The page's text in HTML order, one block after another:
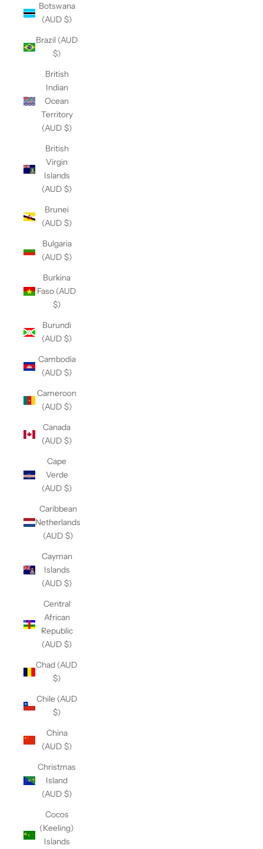
Botswana
(AUD $)
Brazil (AUD
$)
British
Indian
Ocean
Territory
(AUD $)
British
Virgin
Islands
(AUD $)
Brunei
(AUD $)
Bulgaria
(AUD $)
Burkina
Faso (AUD
$)
Burundi
(AUD $)
Cambodia
(AUD $)
Cameroon
(AUD $)
Canada
(AUD $)
Cape
Verde
(AUD $)
Caribbean
Netherlands
(AUD $)
Cayman
Islands
(AUD $)
Central
African
Republic
(AUD $)
Chad (AUD
$)
Chile (AUD
$)
China
(AUD $)
Christmas
Island
(AUD $)
Cocos
(Keeling)
Islands